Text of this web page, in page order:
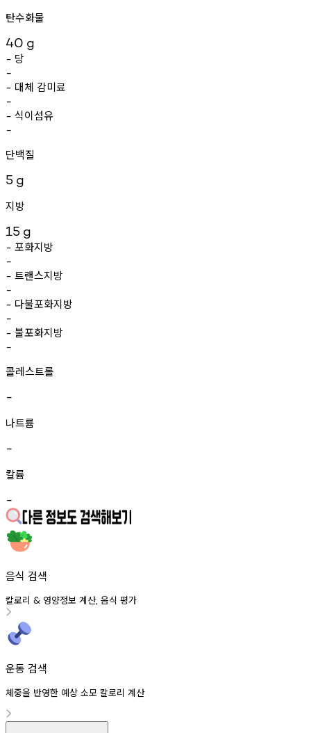
탄수화물
40 g
- 당
-
- 대체 감미료
-
- 식이섬유
-
단백질
5 g
지방
15 g
- 포화지방
-
- 트랜스지방
-
- 다불포화지방
-
- 불포화지방
-
콜레스트롤
-
나트륨
-
칼륨
-
음식 검색
칼로리 & 영양정보 계산, 음식 평가
운동 검색
체중을 반영한 예상 소모 칼로리 계산